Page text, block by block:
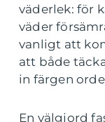
väderlek: för
väder
vanligt att
att både
in färgen
En välgjord